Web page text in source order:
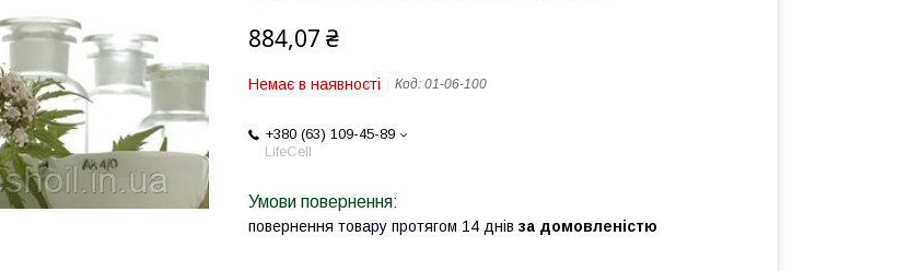
884,07 ₴
Немає в наявності Код: 01-06-100
+380 (63) 109-45-89
LifeCell
повернення товару протягом 14 днів за домовленістю